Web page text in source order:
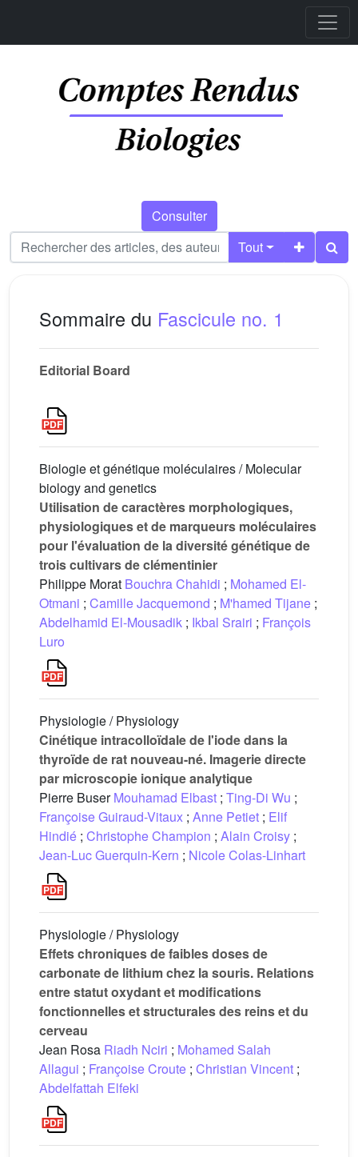
Consulter
Tout
Sommaire du Fascicule no. 1
Editorial Board
Biologie et génétique moléculaires / Molecular
biology and genetics
Utilisation de caractères morphologiques,
physiologiques et de marqueurs moléculaires
pour l'évaluation de la diversité génétique de
trois cultivars de clémentinier
Philippe Morat Bouchra Chahidi ; Mohamed El-
Otmani ; Camille Jacquemond ; M'hamed Tijane ;
Abdelhamid El-Mousadik ; Ikbal Srairi ; François
Luro
Physiologie / Physiology
Cinétique intracolloïdale de l'iode dans la
thyroïde de rat nouveau-né. Imagerie directe
par microscopie ionique analytique
Pierre BuserMouhamad Elbast ; Ting-Di Wu ;
Françoise Guiraud-Vitaux ; Anne Petiet ; Elif
Hindié ; Christophe Champion ; Alain Croisy ;
Jean-Luc Guerquin-Kern ; Nicole Colas-Linhart
Physiologie / Physiology
Effets chroniques de faibles doses de
carbonate de lithium chez la souris. Relations
entre statut oxydant et modifications
fonctionnelles et structurales des reins et du
cerveau
Jean Rosa Riadh Nciri ; Mohamed Salah
Allagui ; Françoise Croute ; Christian Vincent ;
Abdelfattah Elfeki